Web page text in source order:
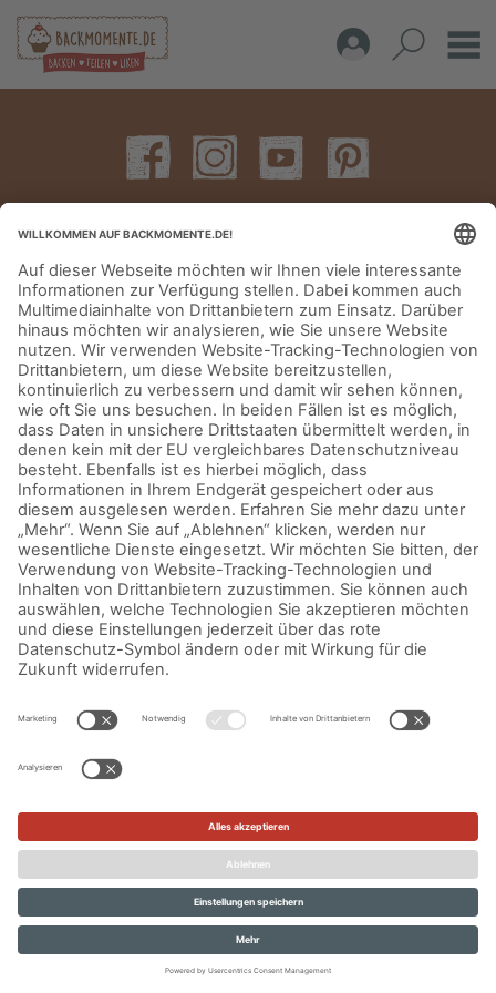
IMPRESSUM DATENSCHUTZERKLÄRUNG AGB KONTAKT
© Aurora Mühlen GmbH - Trettaustraße 49 – D-21107 Hamburg